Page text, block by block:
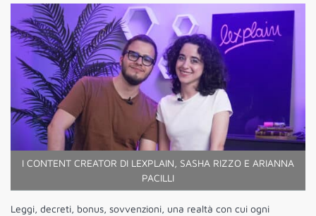
I CONTENT CREATOR DI LEXPLAIN, SASHA RIZZO E ARIANNA
PACILLI
Leggi, decreti, bonus, sovvenzioni, una realtà con cui ogni